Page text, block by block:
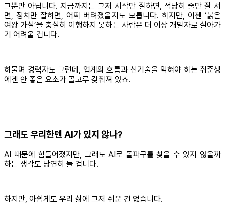
그뿐만 아닙니다. 지금까지는 그저 시작만 잘하면, 적당히 줄만 잘 서
면, 정치만 잘하면, 어찌 버텨졌을지도 모릅니다. 하지만, 이젠 ‘붉은
여왕 가설’을 충실히 이행하지 못하는 사람은 더 이상 개발자로 살아가
기 어려울 겁니다.
하물며 경력자도 그런데, 업계의 흐름과 신기술을 익혀야 하는 취준생
에겐 안 좋은 요소가 골고루 갖춰져 있죠.
그래도 우리한텐 AI가 있지 않나?
AI 때문에 힘들어졌지만, 그래도 AI로 돌파구를 찾을 수 있지 않을까
하는 생각도 당연히 들 겁니다.
하지만, 아쉽게도 우리 삶에 그저 쉬운 건 없습니다.